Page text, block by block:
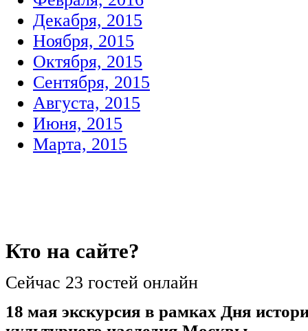
Декабря, 2015
Ноября, 2015
Октября, 2015
Сентября, 2015
Августа, 2015
Июня, 2015
Марта, 2015
Кто на сайте?
Сейчас 23 гостей онлайн
18 мая экскурсия в рамках Дня